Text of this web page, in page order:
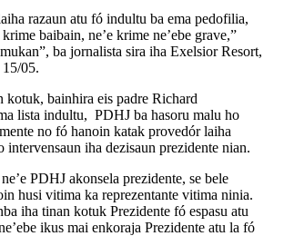
razaun atu fó indultu ba ema pedofilia,
baibain, ne’e krime ne’ebe grave,”
ba jornalista sira iha Exelsior Resort,
05.
kotuk, bainhira eis padre Richard
lista indultu, PDHJ ba hasoru malu ho
no fó hanoin katak provedór laiha
intervensaun iha dezisaun prezidente nian.
PDHJ akonsela prezidente, se bele
husi vitima ka reprezentante vitima ninia.
iha tinan kotuk Prezidente fó espasu atu
ikus mai enkoraja Prezidente atu la fó